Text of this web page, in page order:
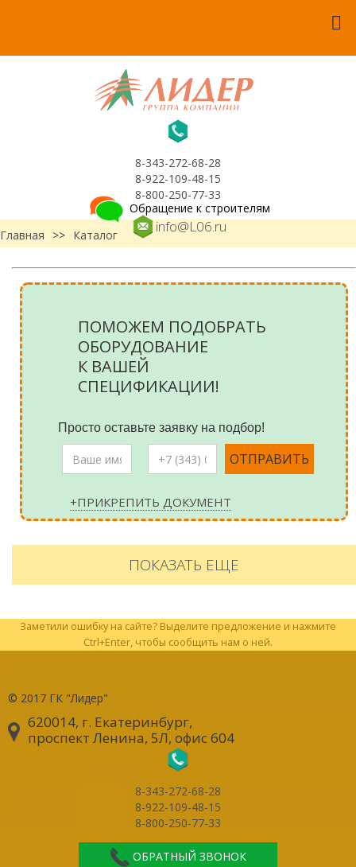
8-343-272-68-28
8-922-109-48-15
8-800-250-77-33
info@L06.ru
Обращение к строителям
Главная
>> Каталог
ПОМОЖЕМ ПОДОБРАТЬ
ОБОРУДОВАНИЕ
К ВАШЕЙ
СПЕЦИФИКАЦИИ!
Просто оставьте заявку на подбор!
+ПРИКРЕПИТЬ ДОКУМЕНТ
ПОКАЗАТЬ ЕЩЕ
Заметили ошибку на сайте? Выделите предложение и нажмите
Ctrl+Enter, чтобы сообщить нам о ней.
© 2017 ГК "Лидер"
620014, г. Екатеринбург,
проспект Ленина, 5Л, офис 604
8-343-272-68-28
8-922-109-48-15
8-800-250-77-33
ОБРАТНЫЙ ЗВОНОК